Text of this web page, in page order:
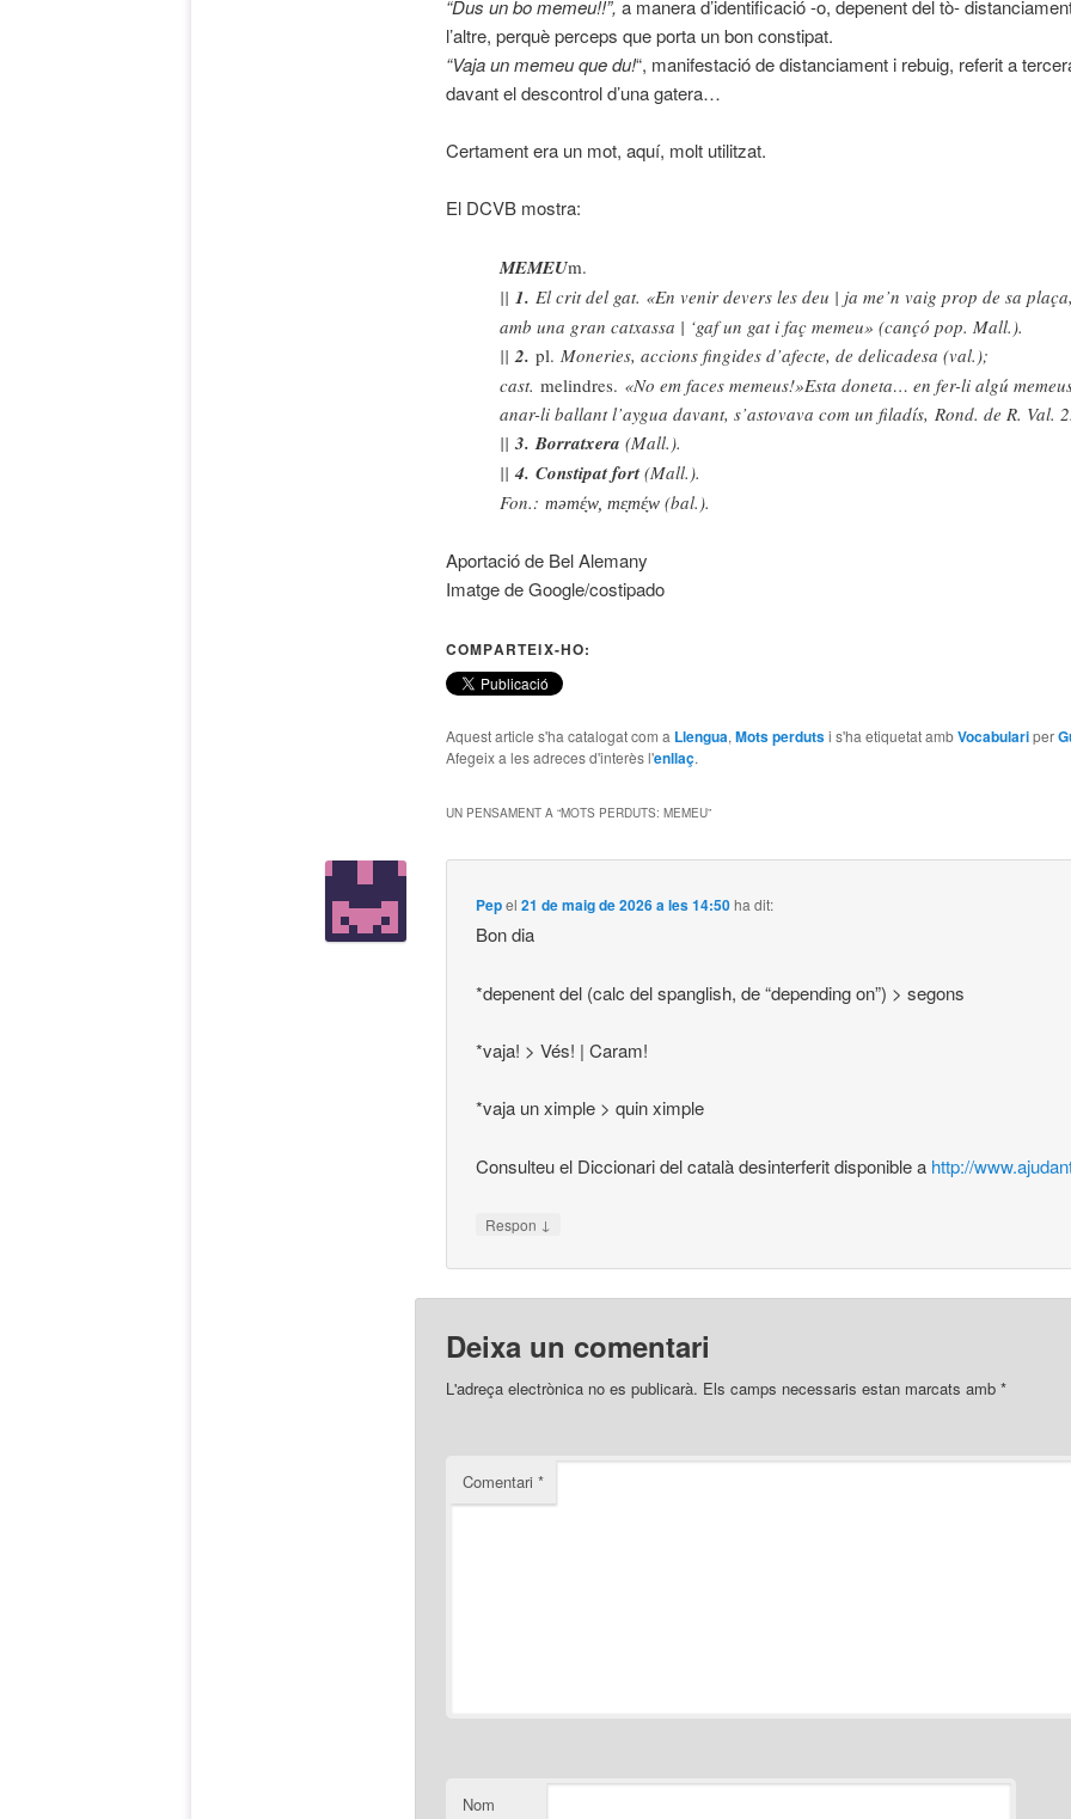
“Dus un bo memeu!!”, a manera d’identificació -o, depenent del tò-
l’altre, perquè perceps que porta un bon constipat.
“Vaja un memeu que du!“, manifestació de distanciament i rebuig, referit a
davant el descontrol d’una gatera…
Certament era un mot, aquí, molt utilitzat.
El DCVB mostra:
MEMEUm.
|| 1. El crit del gat. «En venir devers les deu | ja me’n vaig prop de sa
amb una gran catxassa | ‘gaf un gat i faç memeu» (cançó pop. Mall.).
|| 2. pl. Moneries, accions fingides d’afecte, de delicadesa (val.);
cast. melindres. «No em faces memeus!»Esta doneta… en fer-li algú
anar-li ballant l’aygua davant, s’astovava com un filadís, Rond. de R. Val.
|| 3.Borratxera (Mall.).
|| 4. Constipat fort(Mall.).
Fon.: məmέ̞w, mɛ̞mέ̞w (bal.).
Aportació de Bel Alemany
Imatge de Google/costipado
COMPARTEIX-HO:
Aquest article s'ha catalogat com a Llengua, Mots perdutsi s'ha etiquetat ambVocabulariper
Afegeix a les adreces d'interès l'enllaç.
UN PENSAMENT A “MOTS PERDUTS: MEMEU”
Pepel21 de maig de 2026 a les 14:50ha dit:
Bon dia
*depenent del (calc del spanglish, de “depending on”) > segons
*vaja! > Vés! | Caram!
*vaja un ximple > quin ximple
Consulteu el Diccionari del català desinterferit disponible a http://
Respon ↓
Deixa un comentari
L'adreça electrònica no es publicarà. Els camps necessaris estan marcats amb *
Comentari *
Nom